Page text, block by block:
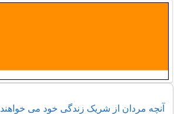
آنچه مردان از شریک زندگی خود می خواهند